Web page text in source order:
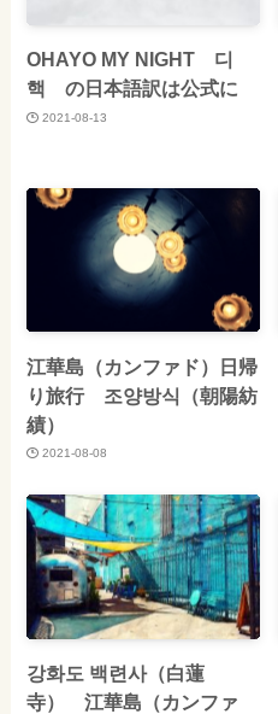
OHAYO MY NIGHT 디
핵 の日本語訳は公式に
2021-08-13
江華島（カンファド）日帰
り旅行 조양방식（朝陽紡
績）
2021-08-08
강화도 백련사（白蓮
寺） 江華島（カンファ